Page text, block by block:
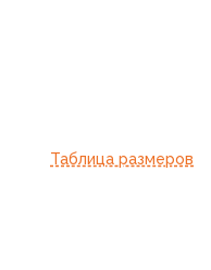
Таблица размеров